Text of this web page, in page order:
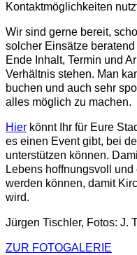
Kontaktmöglichkeiten
Wir sind gerne bereit,
solcher Einsätze
Ende Inhalt, Termin und
Verhältnis stehen. Man
buchen und auch sehr
alles möglich zu machen.
Hier könnt Ihr für Eure
es einen Event gibt, bei
unterstützen können.
Lebens hoffnungsvoll
werden können, damit
wird.
Jürgen Tischler, Fotos: J.
ZUR FOTOGALERIE